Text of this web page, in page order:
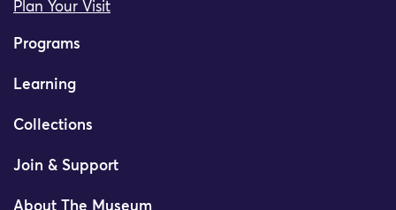
Plan Your Visit
Programs
Learning
Collections
Join & Support